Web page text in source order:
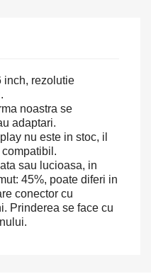
inch, rezolutie
noastra se
adaptari.
nu este in stoc, il
sau lucioasa, in
45%, poate diferi in
conector cu
Prinderea se face cu